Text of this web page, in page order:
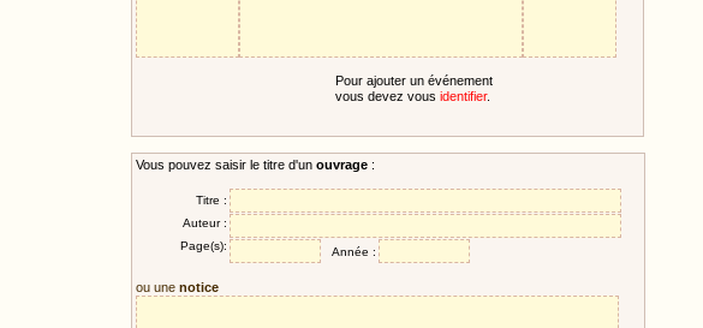
Pour ajouter un événement
vous devez vous identifier.
Vous pouvez saisir le titre d'un ouvrage :
Titre :
Auteur :
Page(s):
Année :
ou une notice